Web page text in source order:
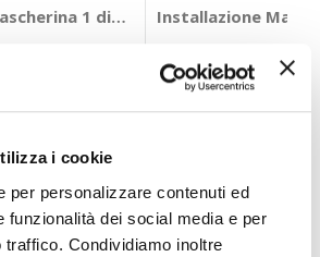
i cookie
per personalizzare contenuti ed
funzionalità dei social media e per
Condividiamo inoltre
1 din Iveco Daily 2012> -
Installazione
PHONOCAR
Prezzo
34,25 € -26%